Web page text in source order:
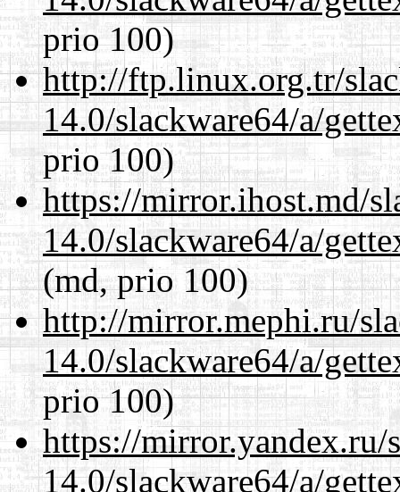
prio 100)
http://ftp.linux.org.tr/
14.0/slackware64/a/
prio 100)
https://mirror.ihost.md/
14.0/slackware64/a/
(md, prio 100)
http://mirror.mephi.ru/
14.0/slackware64/a/
prio 100)
https://mirror.yandex.ru/
14.0/slackware64/a/